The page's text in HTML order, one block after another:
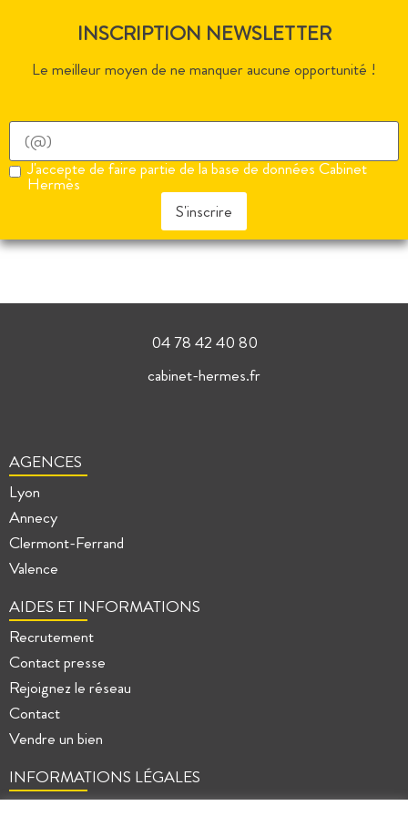
INSCRIPTION NEWSLETTER
Le meilleur moyen de ne manquer aucune opportunité !
J'accepte de faire partie de la base de données Cabinet
Hermès
S'inscrire
04 78 42 40 80
cabinet-hermes.fr
AGENCES
Lyon
Annecy
Clermont-Ferrand
Valence
AIDES ET INFORMATIONS
Recrutement
Contact presse
Rejoignez le réseau
Contact
Vendre un bien
INFORMATIONS LÉGALES
Mentions légales